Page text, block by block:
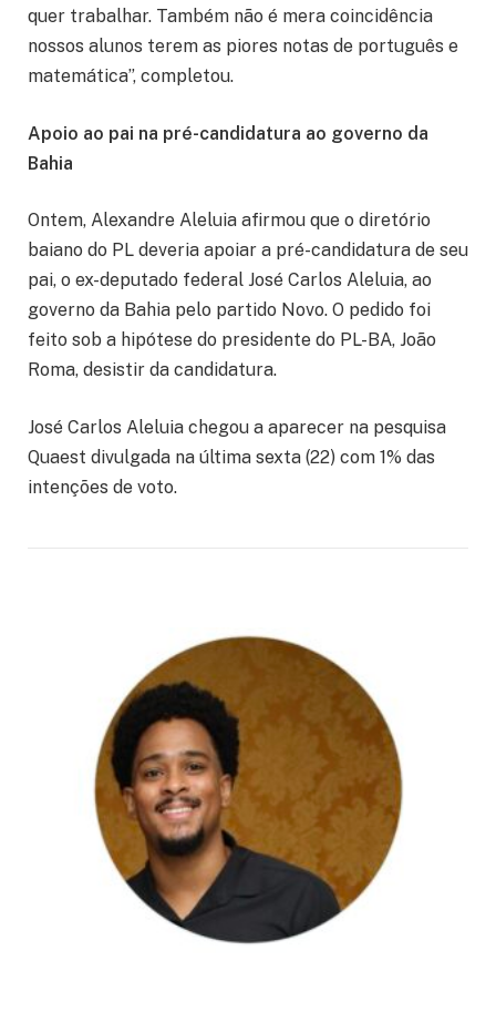
quer trabalhar. Também não é mera coincidência
nossos alunos terem as piores notas de português e
matemática”, completou.
Apoio ao pai na pré-candidatura ao governo da
Bahia
Ontem, Alexandre Aleluia afirmou que o diretório
baiano do PL deveria apoiar a pré-candidatura de seu
pai, o ex-deputado federal José Carlos Aleluia, ao
governo da Bahia pelo partido Novo. O pedido foi
feito sob a hipótese do presidente do PL-BA, João
Roma, desistir da candidatura.
José Carlos Aleluia chegou a aparecer na pesquisa
Quaest divulgada na última sexta (22) com 1% das
intenções de voto.